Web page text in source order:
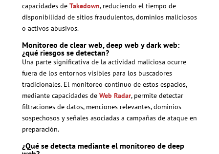
capacidades de Takedown, reduciendo el tiempo de
disponibilidad de sitios fraudulentos, dominios maliciosos
o activos abusivos.
Monitoreo de clear web, deep web y dark web:
¿qué riesgos se detectan?
Una parte significativa de la actividad maliciosa ocurre
fuera de los entornos visibles para los buscadores
tradicionales. El monitoreo continuo de estos espacios,
mediante capacidades de Web Radar, permite detectar
filtraciones de datos, menciones relevantes, dominios
sospechosos y señales asociadas a campañas de ataque en
preparación.
¿Qué se detecta mediante el monitoreo de deep